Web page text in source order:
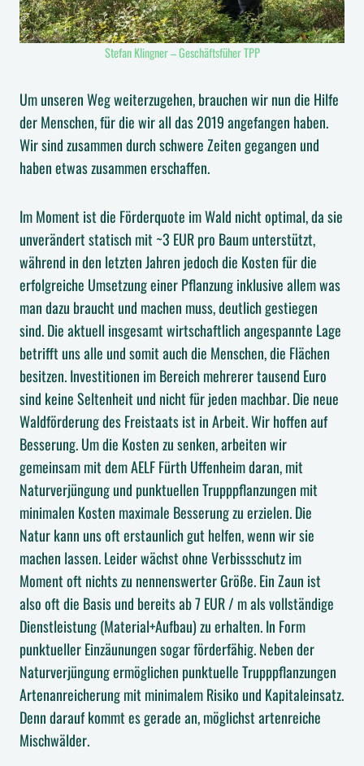
Stefan Klingner – Geschäftsfüher TPP
Um unseren Weg weiterzugehen, brauchen wir nun die Hilfe
der Menschen, für die wir all das 2019 angefangen haben.
Wir sind zusammen durch schwere Zeiten gegangen und
haben etwas zusammen erschaffen.
Im Moment ist die Förderquote im Wald nicht optimal, da sie
unverändert statisch mit ~3 EUR pro Baum unterstützt,
während in den letzten Jahren jedoch die Kosten für die
erfolgreiche Umsetzung einer Pflanzung inklusive allem was
man dazu braucht und machen muss, deutlich gestiegen
sind. Die aktuell insgesamt wirtschaftlich angespannte Lage
betrifft uns alle und somit auch die Menschen, die Flächen
besitzen. Investitionen im Bereich mehrerer tausend Euro
sind keine Seltenheit und nicht für jeden machbar. Die neue
Waldförderung des Freistaats ist in Arbeit. Wir hoffen auf
Besserung. Um die Kosten zu senken, arbeiten wir
gemeinsam mit dem AELF Fürth Uffenheim daran, mit
Naturverjüngung und punktuellen Trupppflanzungen mit
minimalen Kosten maximale Besserung zu erzielen. Die
Natur kann uns oft erstaunlich gut helfen, wenn wir sie
machen lassen. Leider wächst ohne Verbissschutz im
Moment oft nichts zu nennenswerter Größe. Ein Zaun ist
also oft die Basis und bereits ab 7 EUR / m als vollständige
Dienstleistung (Material+Aufbau) zu erhalten. In Form
punktueller Einzäunungen sogar förderfähig. Neben der
Naturverjüngung ermöglichen punktuelle Trupppflanzungen
Artenanreicherung mit minimalem Risiko und Kapitaleinsatz.
Denn darauf kommt es gerade an, möglichst artenreiche
Mischwälder.